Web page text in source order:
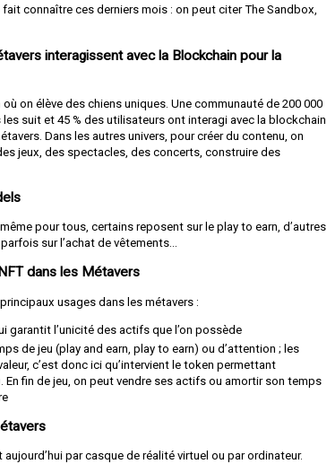
connaître ces derniers mois : on peut citer The Sandbox,
interagissent avec la Blockchain pour la
on élève des chiens uniques. Une communauté de 200 000
suit et 45 % des utilisateurs ont interagi avec la blockchain
Dans les autres univers, pour créer du contenu, on
jeux, des spectacles, des concerts, construire des
pour tous, certains reposent sur le play to earn, d’autres
sur l’achat de vêtements…
dans les Métavers
usages dans les métavers :
garantit l’unicité des actifs que l’on possède
de jeu (play and earn, play to earn) ou d’attention ; les
c’est donc ici qu’intervient le token permettant
En fin de jeu, on peut vendre ses actifs ou amortir son temps
par casque de réalité virtuel ou par ordinateur.